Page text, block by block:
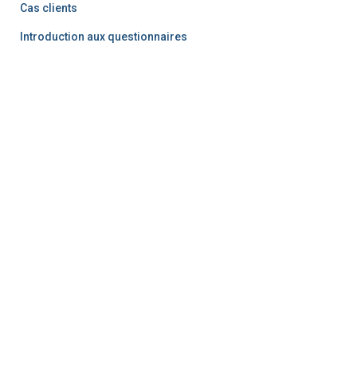
Cas clients
Introduction aux questionnaires